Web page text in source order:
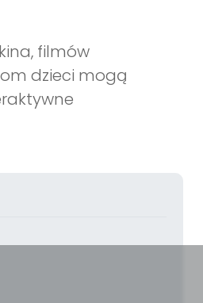
filmów
dzieci mogą